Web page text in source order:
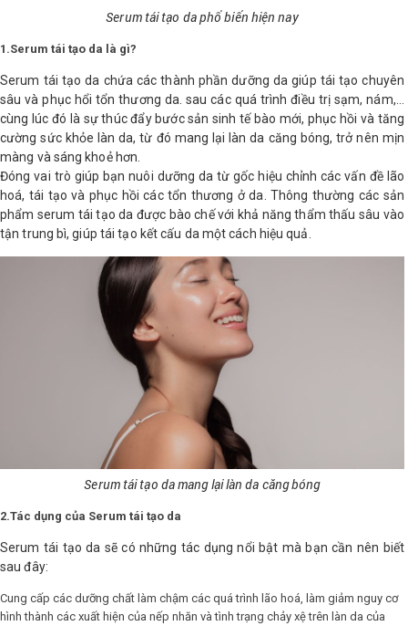
Shop All Brand A-
Serum tái tạo da phổ biến hiện nay
1.Serum tái tạo da là gì?
Serum tái tạo da chứa các thành phần dưỡng da giúp tái tạo chuyên
sâu và phục hổi tổn thương da. sau các quá trình điều trị sạm, nám,...
cùng lúc đó là sự thúc đẩy bước sản sinh tế bào mới, phục hồi và tăng
cường sức khỏe làn da, từ đó mang lại làn da căng bóng, trở nên mịn
màng và sáng khoẻ hơn.
Đóng vai trò giúp bạn nuôi dưỡng da từ gốc hiệu chỉnh các vấn đề lão
hoá, tái tạo và phục hồi các tổn thương ở da. Thông thường các sản
phẩm serum tái tạo da được bào chế với khả năng thẩm thấu sâu vào
tận trung bì, giúp tái tạo kết cấu da một cách hiệu quả.
Serum tái tạo da mang lại làn da căng bóng
2.Tác dụng của Serum tái tạo da
Serum tái tạo da sẽ có những tác dụng nổi bật mà bạn cần nên biết
sau đây:
Cung cấp các dưỡng chất làm chậm các quá trình lão hoá, làm giảm nguy cơ
hình thành các xuất hiện của nếp nhăn và tình trạng chảy xệ trên làn da của